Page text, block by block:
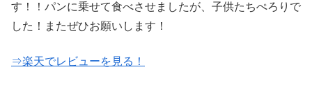
す！！パンに乗せて食べさせましたが、子供たちぺろりで
した！またぜひお願いします！
⇒楽天でレビューを見る！